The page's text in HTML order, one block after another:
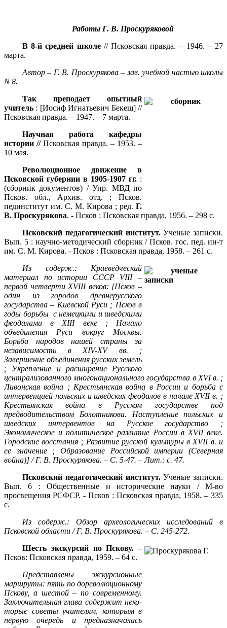
Работы Г. В. Проскуряковой
В 8-й средней школе // Псковская правда. – 1946. – 27
марта.
Автор – Г. В. Проскурякова – зав. учебной частью школы
N 8.
Так преподает опытный
учитель : [Иосиф Игнатьевич Бекеш] //
Псковская правда. – 1947. – 7 марта.
Научная работа кафедры
истории //Псковская правда. – 1953. –
10 мая.
Революционное движение в
Псковской губернии в 1905-1907 гг. :
(сборник документов) / Упр. МВД по
Псков. обл., Архив. отд. ; Псков.
пединститут им. С. М. Кирова ; ред. Г.
В. Проскурякова. - Псков : Псковская правда, 1956. – 298 с.
Псковский педагогический институт.Ученые записки.
Вып. 5 : научно-методический сборник / Псков. гос. пед. ин-т
им. С. М. Кирова. - Псков : Псковская правда, 1958. – 261 с.
Из содерж.: Краеведческий
материал по истории СССР VIII –
первой четверти XVIII веков: [Псков –
один из городов древнерусского
государства – Киевской Руси ; Псков в
годы борьбы с немецкими и шведскими
феодалами в XIII веке ; Начало
объединения Руси вокруг Москвы.
Борьба народов нашей страны за
независимость в XIV-XV вв. ;
Завершение объединения русских земель
; Укрепление и расширение Русского
централизованного многонационального государства в XVI в. ;
Ливонская война ; Крестьянская война в России и борьба с
интервенцией польских и шведских феодалов в начале XVII в. ;
Крестьянская война в Русском государстве под
предводительством Болотникова. Наступление польских и
шведских интервентов на Русское государство ;
Экономическое и политическое развитие России в XVII веке.
Городские восстания ; Развитие русской культуры в XVII в. и
ее значение ; Образование Российской империи (Северная
война)] / Г. В. Проскурякова. – С. 5-47. – Лит.: с. 47.
Псковский педагогический институт.Ученые записки.
Вып. 6 : Общественные и исторические науки / М-во
просвещения РСФСР. - Псков : Псковская правда, 1958. – 335
с.
Из содерж.: Обзор археологических исследований в
Псковской области / Г. В. Проскурякова. – С. 245-272.
Шесть экскурсий по Пскову. –
Псков: Псковская правда, 1959. – 64 с.
Представлены экскурсионные
маршруты: пять по дореволюционному
Пско­ву, а шестой – по современному.
Заключительная глава содержит неко­
торые советы учителям, которым в
первую очередь и предназнача­лась